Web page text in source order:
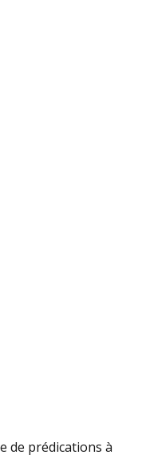
de prédications à